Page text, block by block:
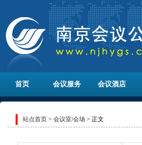
首页 会议服务 会议酒店
站点首页 > 会议室/会场 > 正文